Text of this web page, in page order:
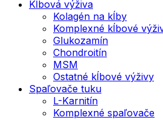
Kĺbová výživa
Kolagén na kĺby
Komplexné kĺbové
Glukozamín
Chondroitín
MSM
Ostatné kĺbové výživy
Spaľovače tuku
L-Karnitín
Komplexné spaľovače